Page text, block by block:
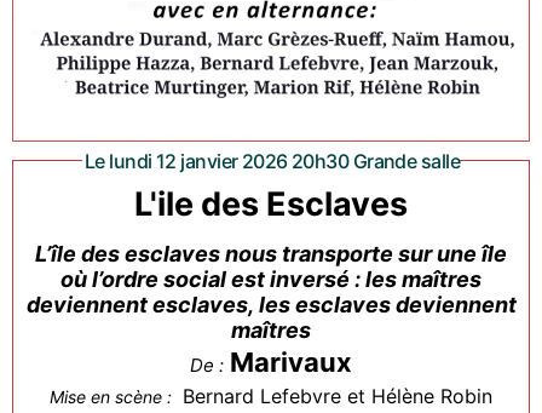
Le lundi 12 janvier 2026 20h30 Grande salle
L'ile des Esclaves
L’île des esclaves nous transporte sur une île
où l’ordre social est inversé : les maîtres
deviennent esclaves, les esclaves deviennent
maîtres
De : Marivaux
Mise en scène : Bernard Lefebvre et Hélène Robin